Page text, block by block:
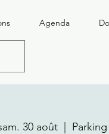
Agenda
30 août